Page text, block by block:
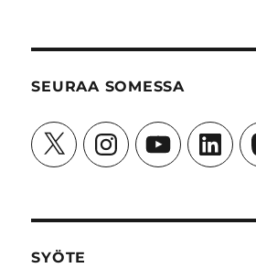
SEURAA SOMESSA
X InstagramYouTube
SYÖTE